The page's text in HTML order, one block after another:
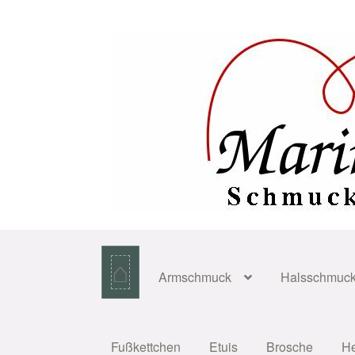
⌂ Armschmuck
Fußkettchen Etuis Brosche